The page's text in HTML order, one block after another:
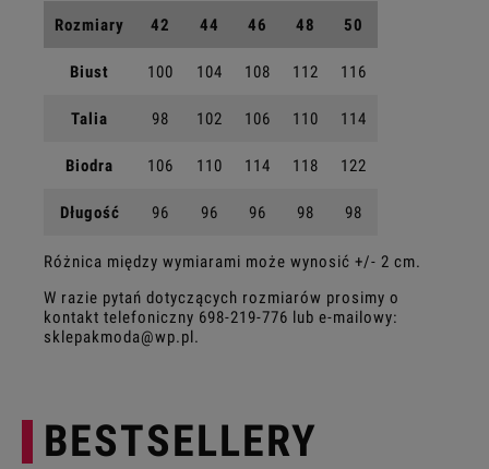
Rozmiary 42 44 46 48 50
Biust 100 104 108 112 116
Talia 98 102 106 110 114
Biodra 106 110 114 118 122
Długość 96 96 96 98 98
Różnica między wymiarami może wynosić +/- 2 cm.
W razie pytań dotyczących rozmiarów prosimy o
kontakt telefoniczny 698-219-776 lub e-mailowy:
sklepakmoda@wp.pl.
BESTSELLERY